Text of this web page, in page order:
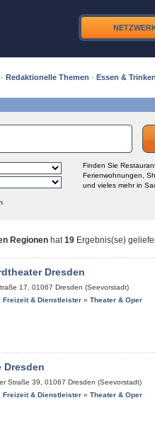
· Redaktionelle Themen · Essen &
Finden Sie
Ferienwohnungen,
und vieles mehr in
Regionen hat19 Ergebnis(se)
Dresden
17 01067 Dresden (Seevorstadt)
Freizeit & Dienstleister » Theater & Oper
Dresden
Straße 39 01067 Dresden (Seevorstadt)
Freizeit & Dienstleister » Theater & Oper